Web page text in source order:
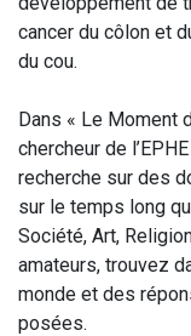
cancer du côlon et
du cou.
Dans « Le Moment
chercheur de
recherche sur des
sur le temps long
Société, Art,
amateurs, trouvez
monde et des
posées.